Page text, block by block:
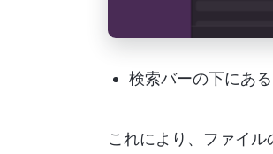
検索バーの下にある
これにより、ファイ